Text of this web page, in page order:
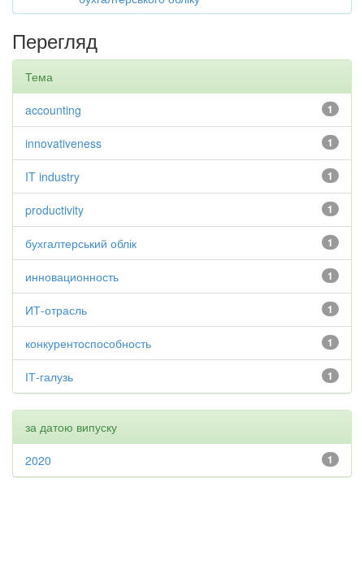
Перегляд
Тема
1
accounting
1
innovativeness
1
IT industry
1
productivity
1
бухгалтерський облік
1
инновационность
1
ИТ-отрасль
1
конкурентоспособность
1
ІТ-галузь
за датою випуску
1
2020